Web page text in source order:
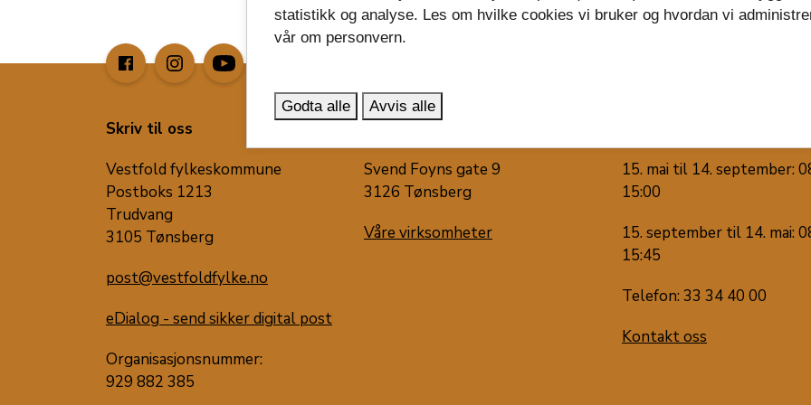
Skriv til oss
Vestfold fylkeskommune
Postboks 1213
Trudvang
3105 Tønsberg
post@vestfoldfylke.no
eDialog - send sikker digital post
Organisasjonsnummer:
929 882 385
Svend Foyns gate 9
3126 Tønsberg
Våre virksomheter
15. mai til 14. september:
15:00
15. september til 14. mai:
15:45
Telefon: 33 34 40 00
Kontakt oss
statistikk og analyse. Les om hvilke cookies vi bruker og hvordan vi
vår om personvern.
Godta alle Avvis alle